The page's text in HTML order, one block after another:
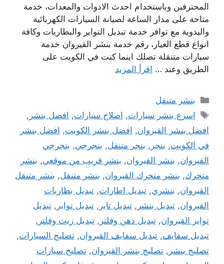
المحترفين وباستخدام احدث الادوات والمعدات، خدمة
متاحة على مدار الساعة لصيانة السيارات الكهربائية
واليدوية مع توافر خدمة تبديل التواير والبطاريات وكافة
انواع قطع الغيار، رقم خدمة بنشر القيروان خدمة
سيارات متنقلة تصلك اينما كنت في الكويت على
الطريق وعند … اقرأ المزيد
التصنيفات
بنشر متنقل
الوسوم
اسرع بنشر سيارات, اصلاح سيارات, افضل بنشر ,
افضل بنشر القيروان, افضل بنشر الكويت, افضل بنشر
في الكويت, بنجر , بنجر متنقل, بنجرجي, بنجرجي
القيروان, بنشر القيروان, بنشر قريب من موقعي, بنشر
متحرك, بنشر متحرك القيروان, بنشر متنقل, بنشر متنقل
القيروان, بنشري, تبديل اطارات, تبديل بطاريات
القيروان, تبديل بنشر , تبديل تاير , تبديل تواير , تبديل
تواير القيروان, تبديل دهن وفلتر , تبديل زيت وفلتر ,
تبديل سفايف, تبديل سفايف القيروان, تصليح السيارات,
تصليح بنشر , تصليح بنشر القيروان, تصليح سيارات